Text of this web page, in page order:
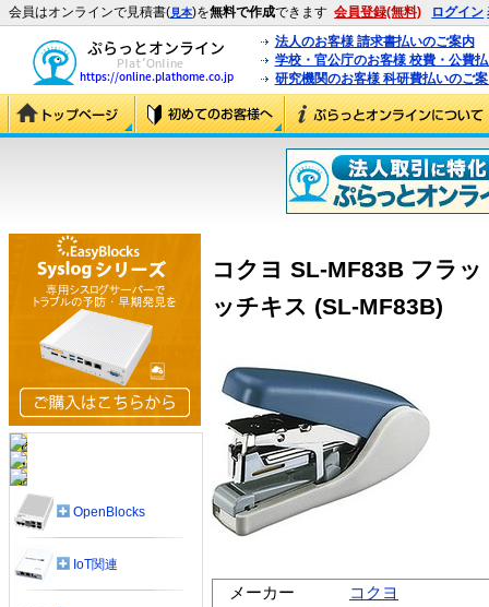
会員はオンラインで見積書(見本)を無料で作成できます 会員登録(無料) ログイン
法人のお客様 請求書払いのご案内
学校・官公庁のお客様 校費・公費
研究機関のお客様 科研費払いのご
コクヨ SL-MF83B フラ
ッチキス (SL-MF83B)
メーカー
コクヨ
OpenBlocks
IoT関連